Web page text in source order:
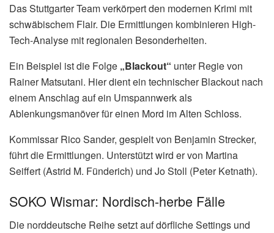
Das Stuttgarter Team verkörpert den modernen Krimi mit
schwäbischem Flair. Die Ermittlungen kombinieren High-
Tech-Analyse mit regionalen Besonderheiten.
Ein Beispiel ist die Folge „Blackout“ unter Regie von
Rainer Matsutani. Hier dient ein technischer Blackout nach
einem Anschlag auf ein Umspannwerk als
Ablenkungsmanöver für einen Mord im Alten Schloss.
Kommissar Rico Sander, gespielt von Benjamin Strecker,
führt die Ermittlungen. Unterstützt wird er von Martina
Seiffert (Astrid M. Fünderich) und Jo Stoll (Peter Ketnath).
SOKO Wismar: Nordisch-herbe Fälle
Die norddeutsche Reihe setzt auf dörfliche Settings und